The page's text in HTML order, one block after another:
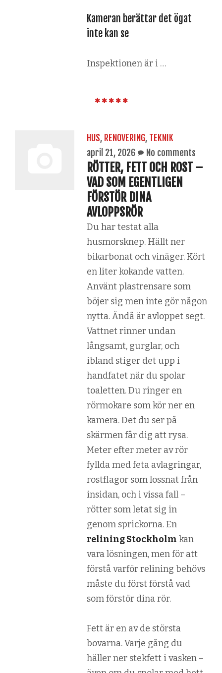
Kameran berättar det ögat
inte kan se
Inspektionen är i …
HUS, RENOVERING, TEKNIK
april 21, 2026
No comments
RÖTTER, FETT OCH ROST –
VAD SOM EGENTLIGEN
FÖRSTÖR DINA
AVLOPPSRÖR
Du har testat alla
husmorsknep. Hällt ner
bikarbonat och vinäger. Kört
en liter kokande vatten.
Använt plastrensare som
böjer sig men inte gör någon
nytta. Ändå är avloppet segt.
Vattnet rinner undan
långsamt, gurglar, och
ibland stiger det upp i
handfatet när du spolar
toaletten. Du ringer en
rörmokare som kör ner en
kamera. Det du ser på
skärmen får dig att rysa.
Meter efter meter av rör
fyllda med feta avlagringar,
rostflagor som lossnat från
insidan, och i vissa fall –
rötter som letat sig in
genom sprickorna. En
relining Stockholm kan
vara lösningen, men för att
förstå varför relining behövs
måste du först förstå vad
som förstör dina rör.
Fett är en av de största
bovarna. Varje gång du
häller ner stekfett i vasken –